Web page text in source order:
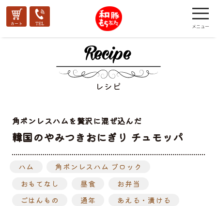
レシピ
角ボンレスハムを贅沢に混ぜ込んだ
韓国のやみつきおにぎり チュモッパ
ハム
角ボンレスハム ブロック
おもてなし
昼食
お弁当
ごはんもの
通年
あえる・漬ける